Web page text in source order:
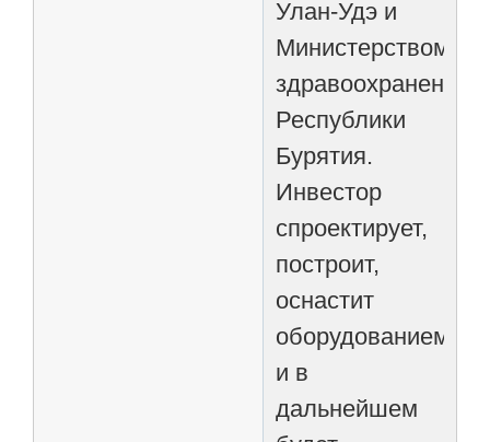
Улан-Удэ и
Министерством
здравоохранения
Республики
Бурятия.
Инвестор
спроектирует,
построит,
оснастит
оборудованием
и в
дальнейшем